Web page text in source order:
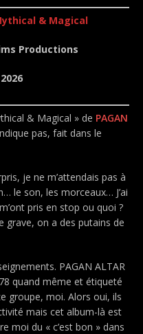
& Magical
Productions
& Magical » de PAGAN
pas, fait dans le
je ne m’attendais pas à
le son, les morceaux… J’ai
pris en stop ou quoi ?
grave, on a des putains de
PAGAN ALTAR
quand même et étiqueté
groupe, moi. Alors oui, ils
mais cet album-là est
moi du « c’est bon » dans